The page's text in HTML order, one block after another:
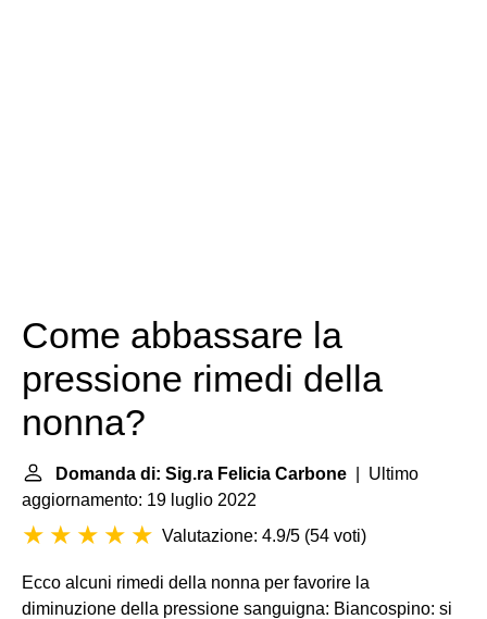
Come abbassare la
pressione rimedi della
nonna?
Domanda di: Sig.ra Felicia Carbone | Ultimo
aggiornamento: 19 luglio 2022
Valutazione: 4.9/5 (54 voti)
Ecco alcuni rimedi della nonna per favorire la
diminuzione della pressione sanguigna: Biancospino: si